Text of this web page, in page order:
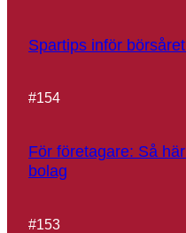
Spartips inför
#154
För företagare: Så
bolag
#153